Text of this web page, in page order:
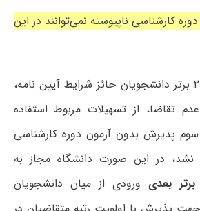
کارشناسی ناپیوسته نمی‌توانند در این
چنانچه ٪۲۰ برتر دانشجویان حائز شرایط آیین نامه،
تقاضا، از تسهیلات مربوط استفاده
پذیرش بدون آزمون دوره کارشناسی
نشد، در این صورت دانشگاه مجاز به
ورودی از میان دانشجویان